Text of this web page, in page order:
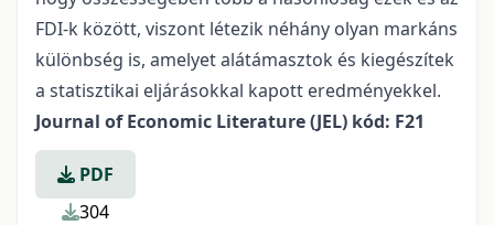
FDI-k között, viszont létezik néhány olyan markáns
különbség is, amelyet alátámasztok és kiegészítek
a statisztikai eljárásokkal kapott eredményekkel.
Journal of Economic Literature (JEL) kód: F21
PDF
304